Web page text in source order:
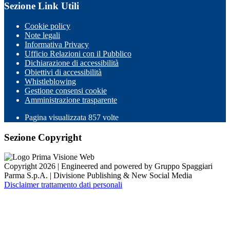
Sezione Link Utili
Cookie policy
Note legali
Informativa Privacy
Ufficio Relazioni con il Pubblico
Dichiarazione di accessibilità
Obiettivi di accessibilità
Whistleblowing
Gestione consensi cookie
Amministrazione trasparente
Pagina visualizzata 857 volte
Sezione Copyright
Copyright 2026 | Engineered and powered by Gruppo Spaggiari
Parma S.p.A. | Divisione Publishing & New Social Media
Disclaimer trattamento dati personali